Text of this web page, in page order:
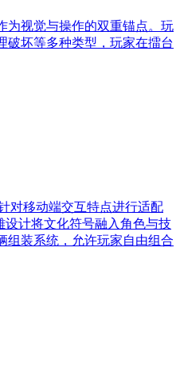
为视觉与操作的双重锚点。玩
破坏等多种类型，玩家在擂台
对移动端交互特点进行适配
计将文化符号融入角色与技
组装系统，允许玩家自由组合